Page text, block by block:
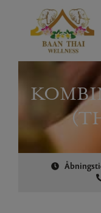
indholdet